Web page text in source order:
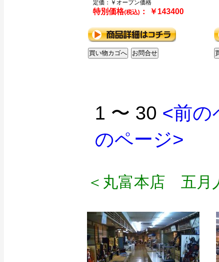
定価：￥オープン価格
特別価格(税込)： ￥143400
1 〜 30 <前の
のページ>
＜丸富本店 五月